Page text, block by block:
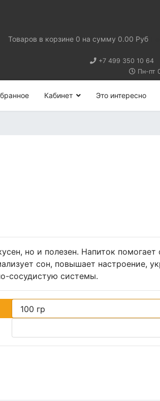
Товаров в корзине 0 на сумму 0.00 Руб
+7 499 350 10 64
Пн-пт
Кабинет Это интересно
но и полезен. Напиток помогает
сон, повышает настроение,
сосудистую системы.